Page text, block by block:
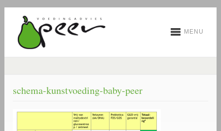
MENU
schema-kunstvoeding-baby-peer